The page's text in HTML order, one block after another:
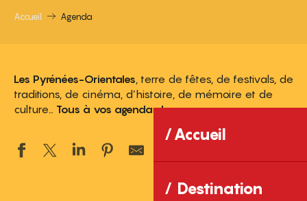
Accueil
Destination
Accueil Agenda
Les Pyrénées-Orientales , terre de fêtes, de festivals, de
traditions, de cinéma, d’histoire, de mémoire et de
culture… Tous à vos agendas !